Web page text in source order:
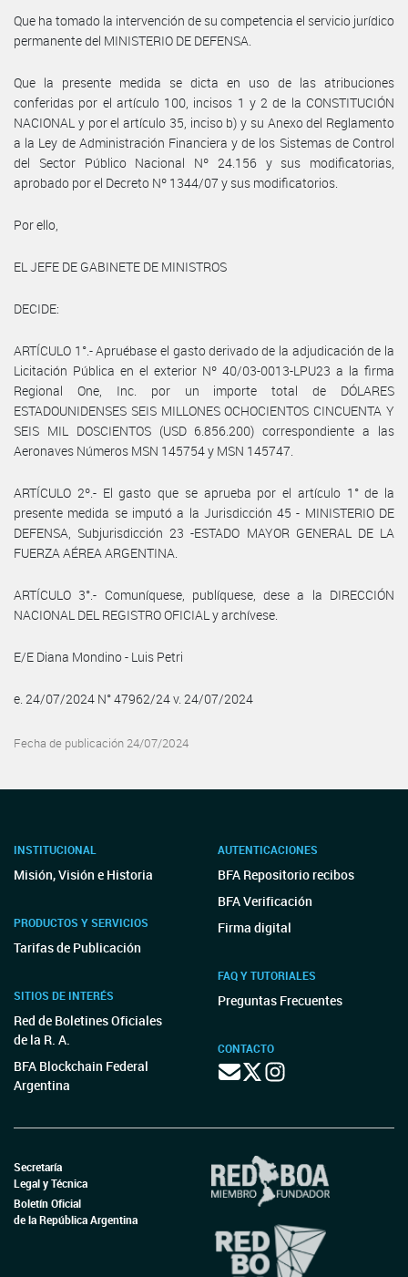
Que ha tomado la intervención de su competencia el servicio jurídico
permanente del MINISTERIO DE DEFENSA.
Que la presente medida se dicta en uso de las atribuciones
conferidas por el artículo 100, incisos 1 y 2 de la CONSTITUCIÓN
NACIONAL y por el artículo 35, inciso b) y su Anexo del Reglamento
a la Ley de Administración Financiera y de los Sistemas de Control
del Sector Público Nacional Nº 24.156 y sus modificatorias,
aprobado por el Decreto Nº 1344/07 y sus modificatorios.
Por ello,
EL JEFE DE GABINETE DE MINISTROS
DECIDE:
ARTÍCULO 1°.- Apruébase el gasto derivado de la adjudicación de la
Licitación Pública en el exterior Nº 40/03-0013-LPU23 a la firma
Regional One, Inc. por un importe total de DÓLARES
ESTADOUNIDENSES SEIS MILLONES OCHOCIENTOS CINCUENTA Y
SEIS MIL DOSCIENTOS (USD 6.856.200) correspondiente a las
Aeronaves Números MSN 145754 y MSN 145747.
ARTÍCULO 2º.- El gasto que se aprueba por el artículo 1° de la
presente medida se imputó a la Jurisdicción 45 - MINISTERIO DE
DEFENSA, Subjurisdicción 23 -ESTADO MAYOR GENERAL DE LA
FUERZA AÉREA ARGENTINA.
ARTÍCULO 3°.- Comuníquese, publíquese, dese a la DIRECCIÓN
NACIONAL DEL REGISTRO OFICIAL y archívese.
E/E Diana Mondino - Luis Petri
e. 24/07/2024 N° 47962/24 v. 24/07/2024
Fecha de publicación 24/07/2024
INSTITUCIONAL
Misión, Visión e Historia
PRODUCTOS Y SERVICIOS
Tarifas de Publicación
SITIOS DE INTERÉS
Red de Boletines Oficiales
de la R. A.
BFA Blockchain Federal
Argentina
AUTENTICACIONES
BFA Repositorio recibos
BFA Verificación
Firma digital
FAQ Y TUTORIALES
Preguntas Frecuentes
CONTACTO
Secretaría
Legal y Técnica
Boletín Oficial
de la República Argentina